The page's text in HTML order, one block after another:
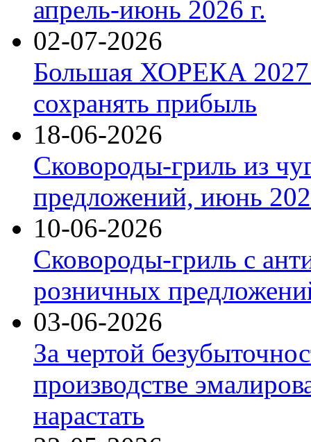
апрель-июнь 2026 г.
02-07-2026
Большая ХОРЕКА 2027:
сохранять прибыль
18-06-2026
Сковороды-гриль из
предложений, июнь
10-06-2026
Сковороды-гриль с
розничных
03-06-2026
За чертой
производстве
нарастать